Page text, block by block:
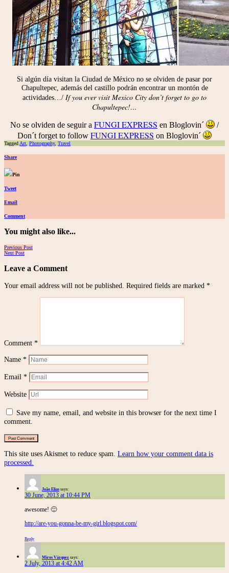
Si algún día visitan la Ciudad de México no se olviden de pasar por
Chapultepec, además del castillo podrán encontrar un montón de
actividades…/ If you ever visit Mexico City don’t forget to go to
Chapultepec!…
No se olviden de seguir a FUNGI EXPRESS en Bloglovin´
/
Don´t forget to follow FUNGI EXPRESS on Bloglovin´
Tagged Art Photography, Travel
Share
Pin
Tweet
Email
Comment
You might also like...
Posts
Previous Post
Next Post
Leave a Comment
Your email address will not be published. Required fields are marked *
Comment *
Name *
Email *
Website
Save my name, email, and website in this browser for the next time I
comment.
This site uses Akismet to reduce spam. Learn how your comment data is
processed.
João Elias says:
30 June, 2013 at 10:44 PM
awesome! 🙂
http://are-you-gonna-be-my-girl.blogspot.com/
Reply
Miros Vázquez says:
2 July, 2013 at 4:42 AM